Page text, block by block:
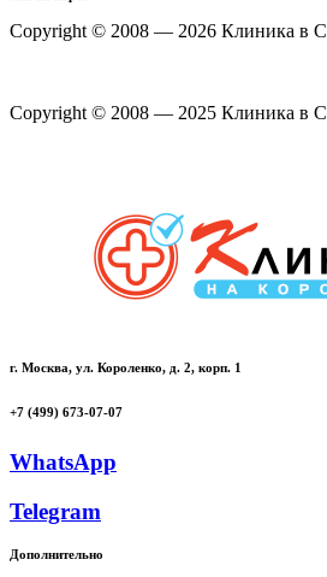
Copyright © 2008 — 2026 Клиника в
Copyright © 2008 — 2025 Клиника в
г. Москва, ул. Короленко, д. 2, корп. 1
+7 (499) 673-07-07
WhatsApp
Telegram
Дополнительно